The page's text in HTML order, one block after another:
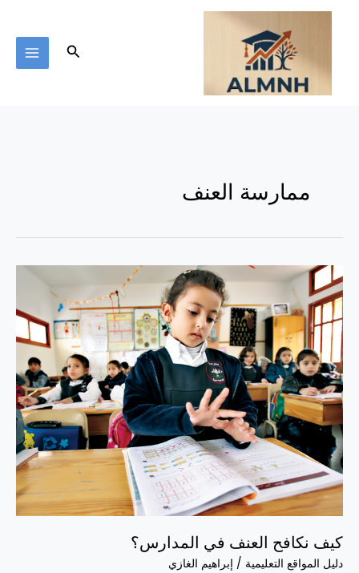
تخطي
البحث
ممارسة العنف
كيف نكافح العنف في المدارس؟
دليل المواقع التعليمية / إبراهيم الغازي
كيف
نكافح
العنف
في
المدارس؟